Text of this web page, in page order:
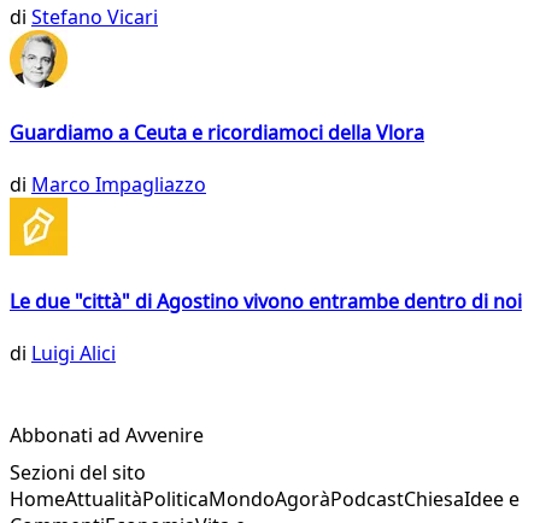
di Stefano Vicari
Guardiamo a Ceuta e ricordiamoci della Vlora
di Marco Impagliazzo
Le due "città" di Agostino vivono entrambe dentro di noi
di Luigi Alici
Abbonati ad Avvenire
Sezioni del sito
HomeAttualitàPoliticaMondoAgoràPodcastChiesaIdee e